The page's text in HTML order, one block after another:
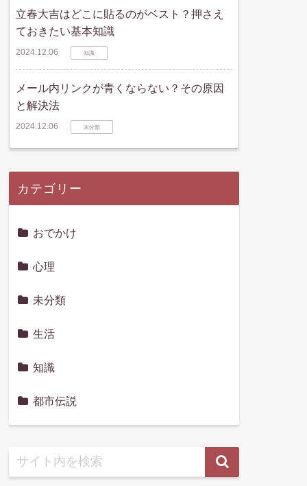
立春大吉はどこに貼るのがベスト？押さえ
ておきたい基本知識
2024.12.06 知識
メール内リンクが青くならない？その原因
と解決法
2024.12.06 未分類
カテゴリー
おでかけ
心理
未分類
生活
知識
都市伝説